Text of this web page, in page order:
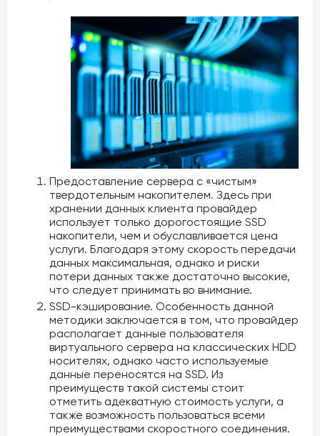
Предоставление сервера с «чистым»
твердотельным накопителем. Здесь при
хранении данных клиента провайдер
использует только дорогостоящие SSD
накопители, чем и обуславливается цена
услуги. Благодаря этому скорость передачи
данных максимальная, однако и риски
потери данных также достаточно высокие,
что следует принимать во внимание.
SSD-кэширование. Особенность данной
методики заключается в том, что провайдер
располагает данные пользователя
виртуального сервера на классических HDD
носителях, однако часто используемые
данные переносятся на SSD. Из
преимуществ такой системы стоит
отметить адекватную стоимость услуги, а
также возможность пользоваться всеми
преимуществами скоростного соединения.